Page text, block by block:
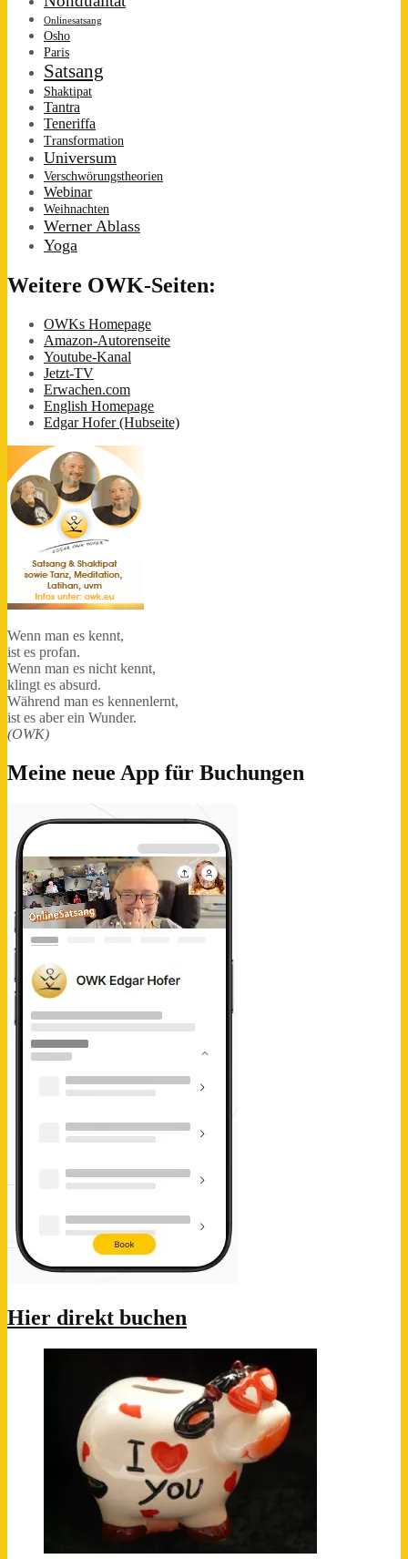
Onlinesatsang
Osho
Paris
Satsang
Shaktipat
Tantra
Teneriffa
Transformation
Universum
Verschwörungstheorien
Webinar
Weihnachten
Werner Ablass
Yoga
Weitere OWK-Seiten:
OWKs Homepage
Amazon-Autorenseite
Youtube-Kanal
Jetzt-TV
Erwachen.com
English Homepage
Edgar Hofer (Hubseite)
Wenn man es kennt,
ist es profan.
Wenn man es nicht kennt,
klingt es absurd.
Während man es kennenlernt,
ist es aber ein Wunder.
(OWK)
Meine neue App für Buchungen
Hier direkt buchen